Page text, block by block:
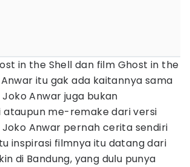
in the Shell dan film Ghost in the
itu gak ada kaitannya sama
Anwar juga bukan
ataupun me-remake dari versi
Anwar pernah cerita sendiri
inspirasi filmnya itu datang dari
di Bandung, yang dulu punya